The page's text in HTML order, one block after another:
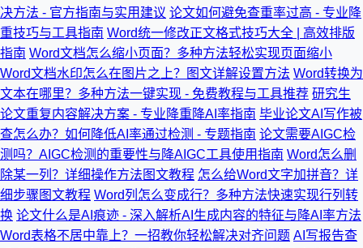
决方法 - 官方指南与实用建议 论文如何避免查重率过高 - 专业降
重技巧与工具指南 Word统一修改正文格式技巧大全 | 高效排版
指南 Word文档怎么缩小页面？多种方法轻松实现页面缩小
Word文档水印怎么在图片之上？图文详解设置方法 Word转换为
文本在哪里？多种方法一键实现 - 免费教程与工具推荐 研究生
论文重复内容解决方案 - 专业降重降AI率指南 毕业论文AI写作被
查怎么办？如何降低AI率通过检测 - 专题指南 论文需要AIGC检
测吗？AIGC检测的重要性与降AIGC工具使用指南 Word怎么删
除某一列？详细操作方法图文教程 怎么给Word文字加拼音？详
细步骤图文教程 Word列怎么变成行？多种方法快速实现行列转
换 论文什么是AI痕迹 - 深入解析AI生成内容的特征与降AI率方法
Word表格不居中靠上？一招教你轻松解决对齐问题 AI写报告查